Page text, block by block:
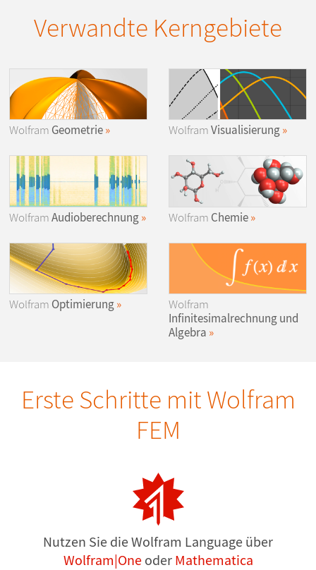
Verwandte Kerngebiete
Wolfram Geometrie WolframVisualisierung
WolframAudioberechnung Wolfram Chemie
Wolfram Optimierung
Wolfram
Infinitesimalrechnung und
Algebra
Erste Schritte mit Wolfram
FEM
Nutzen Sie die Wolfram Language über
Wolfram|Oneoder Mathematica